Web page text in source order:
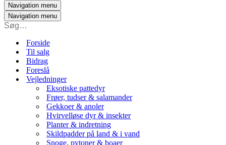
Navigation menu
Navigation menu
Forside
Til salg
Bidrag
Foreslå
Vejledninger
Eksotiske pattedyr
Frøer, tudser & salamander
Gekkoer & anoler
Hvirvelløse dyr & insekter
Planter & indretning
Skildpadder på land & i vand
Snoge, pytoner & boaer